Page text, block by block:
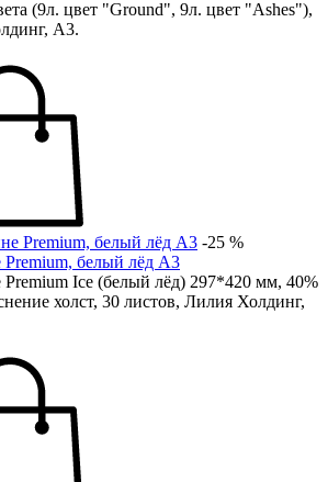
(9л. цвет "Ground", 9л. цвет "Ashes"),
А3.
-25 %
белый лёд А3
Ice (белый лёд) 297*420 мм, 40%
холст, 30 листов, Лилия Холдинг,